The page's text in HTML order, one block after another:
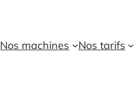
Nos machines Nos tarifs